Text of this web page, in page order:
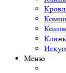
Меню